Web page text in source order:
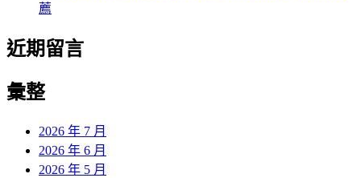
薦
近期留言
彙整
2026 年 7 月
2026 年 6 月
2026 年 5 月